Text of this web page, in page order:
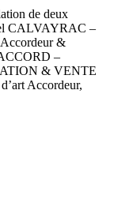
de deux
CALVAYRAC –
Accordeur &
–
& VENTE
Accordeur,